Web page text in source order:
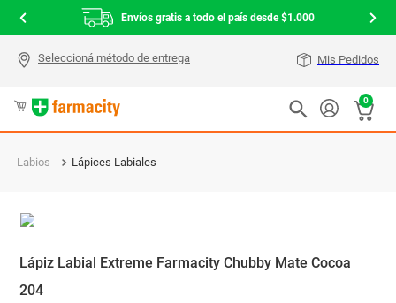
Envíos gratis a todo el país desde $1.000
Mis Pedidos
0
Labios Lápices Labiales
Lápiz Labial Extreme Farmacity Chubby Mate Cocoa
204